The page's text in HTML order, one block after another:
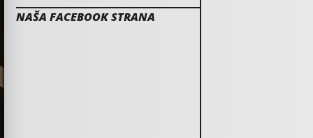
NAŠA FACEBOOK STRANA